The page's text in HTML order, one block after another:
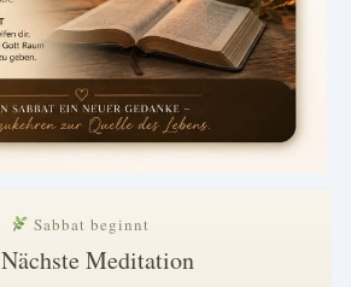
Sabbat beginnt
Nächste Meditation